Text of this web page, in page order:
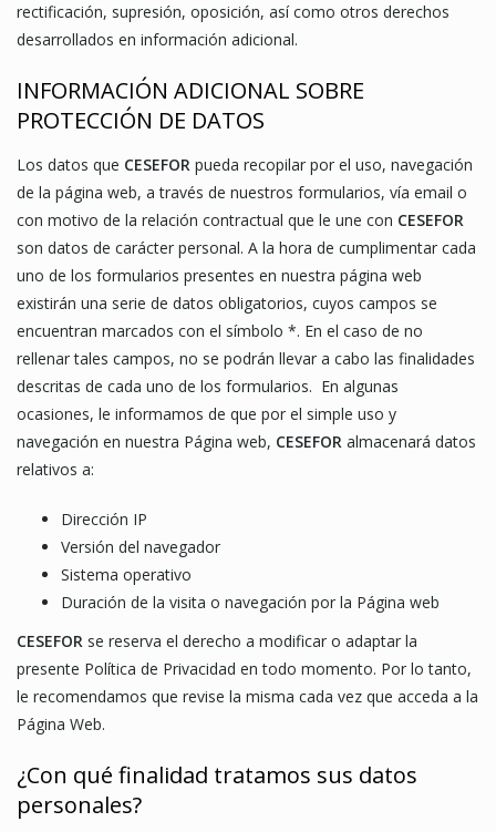
rectificación, supresión, oposición, así como otros derechos
desarrollados en información adicional.
INFORMACIÓN ADICIONAL SOBRE
PROTECCIÓN DE DATOS
Los datos que CESEFOR pueda recopilar por el uso, navegación
de la página web, a través de nuestros formularios, vía email o
con motivo de la relación contractual que le une con CESEFOR
son datos de carácter personal. A la hora de cumplimentar cada
uno de los formularios presentes en nuestra página web
existirán una serie de datos obligatorios, cuyos campos se
encuentran marcados con el símbolo *. En el caso de no
rellenar tales campos, no se podrán llevar a cabo las finalidades
descritas de cada uno de los formularios. En algunas
ocasiones, le informamos de que por el simple uso y
navegación en nuestra Página web, CESEFOR almacenará datos
relativos a:
Dirección IP
Versión del navegador
Sistema operativo
Duración de la visita o navegación por la Página web
CESEFOR se reserva el derecho a modificar o adaptar la
presente Política de Privacidad en todo momento. Por lo tanto,
le recomendamos que revise la misma cada vez que acceda a la
Página Web.
¿Con qué finalidad tratamos sus datos
personales?